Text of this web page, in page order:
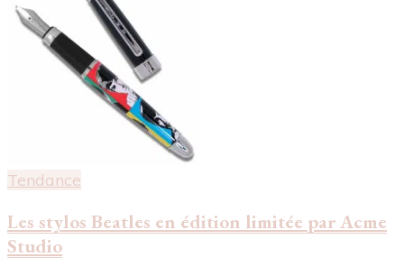
Tendance
Les stylos Beatles en édition limitée par Acme
Studio